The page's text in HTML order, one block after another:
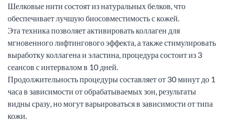
Шелковые нити состоят из натуральных белков, что
обеспечивает лучшую биосовместимость с кожей.
Эта техника позволяет активировать коллаген для
мгновенного лифтингового эффекта, а также стимулировать
выработку коллагена и эластина, процедура состоит из 3
сеансов с интервалом в 10 дней.
Продолжительность процедуры составляет от 30 минут до 1
часа в зависимости от обрабатываемых зон, результаты
видны сразу, но могут варьироваться в зависимости от типа
кожи.